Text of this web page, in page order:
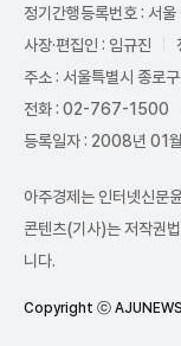
정기간행등록번호 : 서
사장·편집인 : 임규진
주소 : 서울특별시 종로
전화 : 02-767-1500
등록일자 : 2008년 01
아주경제는 인터넷신문
콘텐츠(기사)는 저작권
니다.
Copyright ⓒ